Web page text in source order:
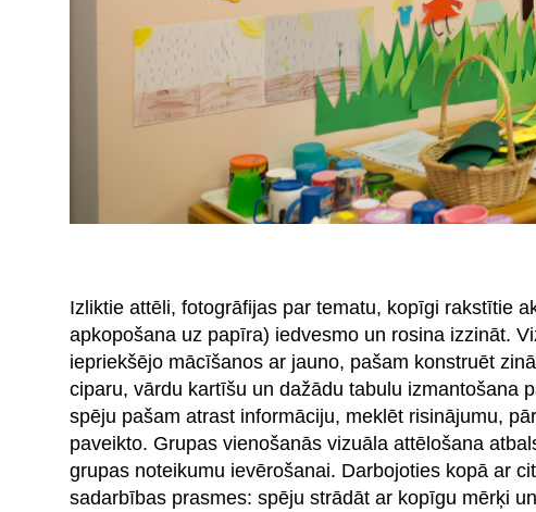
Izliktie attēli, fotogrāfijas par tematu, kopīgi rakstītie
apkopošana uz papīra) iedvesmo un rosina izzināt.
iepriekšējo mācīšanos ar jauno, pašam konstruēt
ciparu, vārdu kartīšu un dažādu tabulu izmantošana
spēju pašam atrast informāciju, meklēt risinājumu,
paveikto. Grupas vienošanās vizuāla attēlošana
grupas noteikumu ievērošanai. Darbojoties kopā ar
sadarbības prasmes: spēju strādāt ar kopīgu mērķi